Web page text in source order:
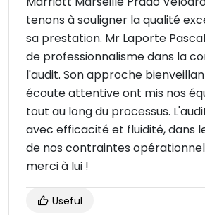
tenons à souligner la qualité
sa prestation. Mr Laporte
de professionnalisme dans la
l'audit. Son approche
écoute attentive ont mis nos
tout au long du processus.
avec efficacité et fluidité, dans
de nos contraintes
merci à lui !
Useful